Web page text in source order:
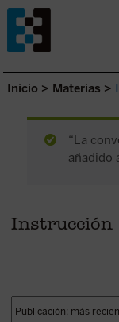
Saltar al contenido.
Inicio > Materias >
“La
añadido
Instrucción